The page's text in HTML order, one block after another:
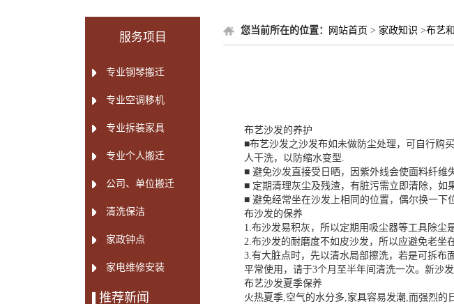
服务项目
专业钢琴搬迁
专业空调移机
专业拆装家具
专业个人搬迁
公司、单位搬迁
清洗保洁
家政钟点
家电维修安装
推荐新闻
您当前所在的位置： 网站首页 > 家政知识 >布艺
布艺沙发的养护
■布艺沙发之沙发布如未做防尘处理，可自行购
人干洗，以防缩水变型.
■ 避免沙发直接受日晒，因紫外线会使面料纤维
■ 定期清理灰尘及残渣，有脏污需立即清除，如
■ 避免经常坐在沙发上相同的位置，偶尔换一下
布沙发的保养
1.布沙发易积灰，所以定期用吸尘器等工具除尘
2.布沙发的耐磨度不如皮沙发，所以应避免老坐
3.有大脏点时，先以清水局部擦洗，若是可拆布
平常使用，请于3个月至半年间清洗一次。新沙
布艺沙发夏季保养
火热夏季,空气的水分多,家具容易发潮,而强烈的